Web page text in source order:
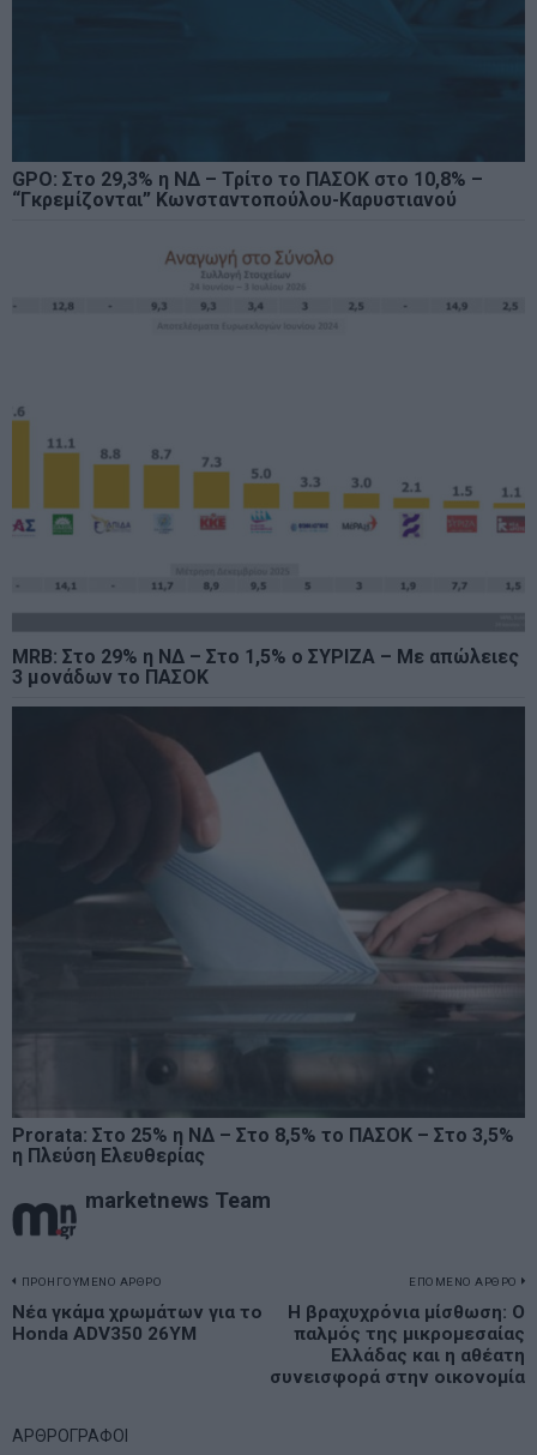
GPO: Στο 29,3% η ΝΔ – Τρίτο το ΠΑΣΟΚ στο 10,8% –
“Γκρεμίζονται” Κωνσταντοπούλου-Καρυστιανού
MRB: Στο 29% η ΝΔ – Στο 1,5% ο ΣΥΡΙΖΑ – Με απώλειες
3 μονάδων το ΠΑΣΟΚ
Prorata: Στο 25% η ΝΔ – Στο 8,5% το ΠΑΣΟΚ – Στο 3,5%
η Πλεύση Ελευθερίας
marketnews Team
Πλοήγηση
άρθρων
ΠΡΟΗΓΟΥΜΕΝΟ ΑΡΘΡΟ
Previous
post:
Νέα γκάμα χρωμάτων για το
Honda ADV350 26YM
ΕΠΟΜΕΝΟ ΑΡΘΡΟ
Η βραχυχρόνια μίσθωση: Ο
παλμός της μικρομεσαίας
Ελλάδας και η αθέατη
συνεισφορά στην οικονομία
ΑΡΘΡΟΓΡΑΦΟΙ